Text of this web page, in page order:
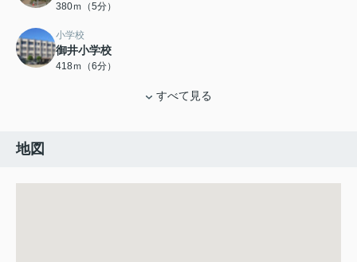
380ｍ（5分）
小学校
御井小学校
418ｍ（6分）
すべて見る
地図